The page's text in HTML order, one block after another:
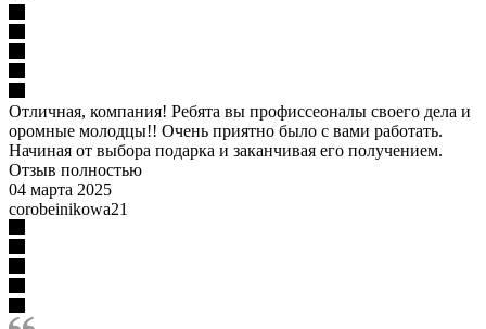
Отличная, компания! Ребята вы профиссеоналы своего дела и
оромные молодцы!! Очень приятно было с вами работать.
Начиная от выбора подарка и заканчивая его получением.
Отзыв полностью
04 марта 2025
corobeinikowa21